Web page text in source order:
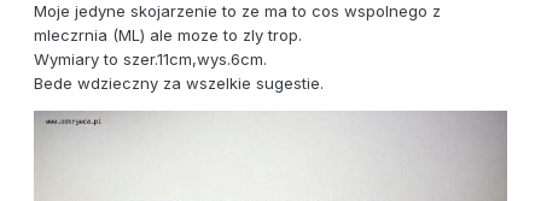
Moje jedyne skojarzenie to ze ma to cos wspolnego z
mleczrnia (ML) ale moze to zly trop.
Wymiary to szer.11cm,wys.6cm.
Bede wdzieczny za wszelkie sugestie.